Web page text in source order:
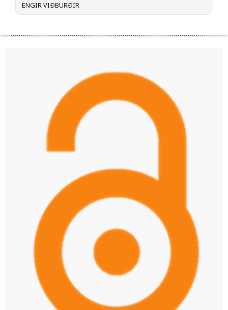
ENGIR VIÐBURÐIR